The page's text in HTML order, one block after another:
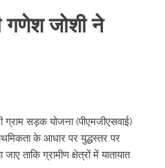
गणेश जोशी ने
सड़क योजना (पीएमजीएसवाई)
के आधार पर युद्धस्तर पर
ताकि ग्रामीण क्षेत्रों में यातायात